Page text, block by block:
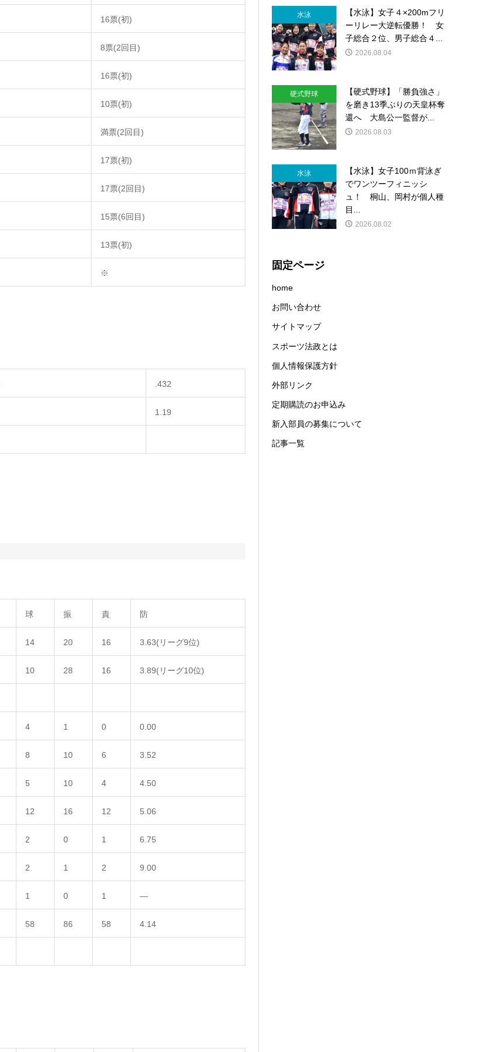
16票(初)
8票(2回目)
16票(初)
10票(初)
満票(2回目)
17票(初)
17票(2回目)
15票(6回目)
13票(初)
※
.432
1.19
球 振 責 防
14 20 16 3.63(リーグ9位)
10 28 16 3.89(リーグ10位)
4 1 0 0.00
8 10 6 3.52
5 10 4 4.50
12 16 12 5.06
2 0 1 6.75
2 1 2 9.00
1 0 1 —
58 86 58 4.14
水泳
【水泳】女子４×200mフリ
ーリレー大逆転優勝！ 女
子総合２位、男子総合４...
2026.08.04
硬式野球
【硬式野球】「勝負強さ」
を磨き13季ぶりの天皇杯奪
還へ 大島公一監督が...
2026.08.03
水泳
【水泳】女子100ｍ背泳ぎ
でワンツーフィニッシ
ュ！ 桐山、岡村が個人種
目...
2026.08.02
固定ページ
home
お問い合わせ
サイトマップ
スポーツ法政とは
個人情報保護方針
外部リンク
定期購読のお申込み
新入部員の募集について
記事一覧